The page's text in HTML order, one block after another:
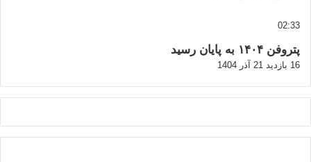
02:33
پتروفن ۱۴۰۴ به پایان رسید
16 بازدید 21 آذر 1404